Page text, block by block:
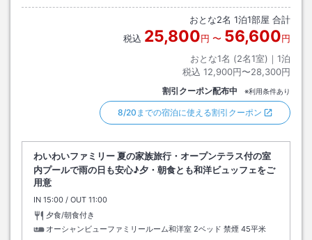
おとな2名 1泊1部屋 合計
税込 25,800円 〜 56,600円
おとな1名 (2名1室)｜ 1泊
税込 12,900円〜28,300円
割引クーポン配布中 ※利用条件あり
8/20までの宿泊に使える割引クーポン
わいわいファミリー 夏の家族旅行・オープンテラス付の室
内プールで雨の日も安心♪夕・朝食とも和洋ビュッフェをご
用意
IN チェックイン
15:00 / OUT チェックアウト
11:00
夕食/朝食付き
オーシャンビューファミリールーム和洋室 2ベッド 禁煙 45平米